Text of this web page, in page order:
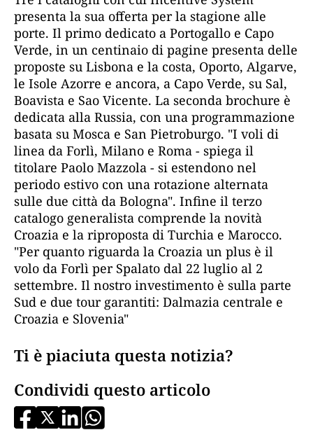
presenta la sua offerta per la stagione alle
porte. Il primo dedicato a Portogallo e Capo
Verde, in un centinaio di pagine presenta delle
proposte su Lisbona e la costa, Oporto, Algarve,
le Isole Azorre e ancora, a Capo Verde, su Sal,
Boavista e Sao Vicente. La seconda brochure è
dedicata alla Russia, con una programmazione
basata su Mosca e San Pietroburgo. "I voli di
linea da Forlì, Milano e Roma - spiega il
titolare Paolo Mazzola - si estendono nel
periodo estivo con una rotazione alternata
sulle due città da Bologna". Infine il terzo
catalogo generalista comprende la novità
Croazia e la riproposta di Turchia e Marocco.
"Per quanto riguarda la Croazia un plus è il
volo da Forlì per Spalato dal 22 luglio al 2
settembre. Il nostro investimento è sulla parte
Sud e due tour garantiti: Dalmazia centrale e
Croazia e Slovenia"
Ti è piaciuta questa notizia?
Condividi questo articolo